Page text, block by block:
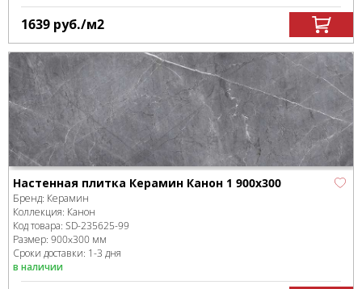
1639 руб./м2
Настенная плитка Керамин Канон 1 900х300
Бренд: Керамин
Коллекция: Канон
Код товара: SD-235625-99
Размер: 900x300 мм
Сроки доставки: 1-3 дня
в наличии